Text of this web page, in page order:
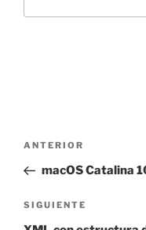
Navegación
entradas
Entrada
anterior:
ANTERIOR
macOS Catalina
Siguiente
entrada
SIGUIENTE